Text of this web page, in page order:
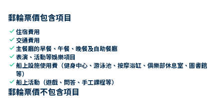
郵輪票價包含項目
check住宿費用
check 交通費用
check 主餐廳的早餐、午餐、晚餐及自助餐廳
check表演、活動等娛樂項目
check船上設施使用費（健身中心、游泳池、按摩浴缸、俱樂部休息室、圖書館
等）
check船上活動（遊戲、問答、手工課程等）
郵輪票價不包含項目